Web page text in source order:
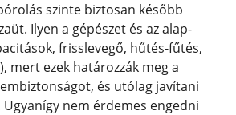
szinte biztosan később
Ilyen a gépészet és az alap-
frisslevegő, hűtés-fűtés,
mert ezek határozzák meg a
és utólag javítani
nem érdemes engedni